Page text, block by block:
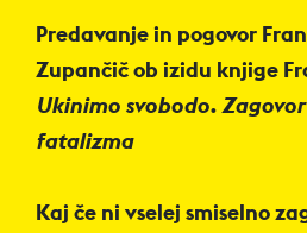
Predavanje in pogovor
Zupančič ob izidu knjige
Ukinimo svobodo.
fatalizma
Kaj če ni vselej smiselno